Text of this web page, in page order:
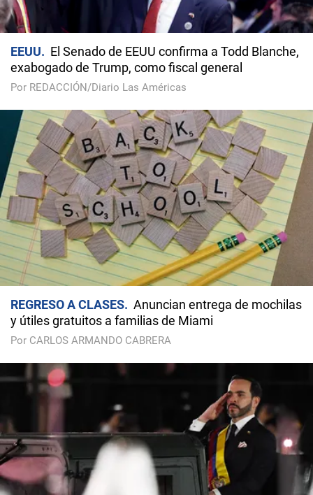
EEUU
El Senado de EEUU confirma a Todd Blanche,
exabogado de Trump, como fiscal general
Por REDACCIÓN/Diario Las Américas
REGRESO A CLASES
Anuncian entrega de mochilas
y útiles gratuitos a familias de Miami
Por CARLOS ARMANDO CABRERA